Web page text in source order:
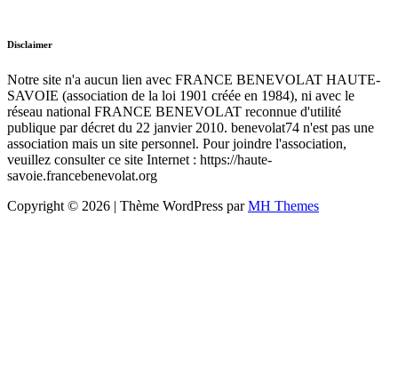
Disclaimer
Notre site n'a aucun lien avec FRANCE BENEVOLAT HAUTE-
SAVOIE (association de la loi 1901 créée en 1984), ni avec le
réseau national FRANCE BENEVOLAT reconnue d'utilité
publique par décret du 22 janvier 2010. benevolat74 n'est pas une
association mais un site personnel. Pour joindre l'association,
veuillez consulter ce site Internet : https://haute-
savoie.francebenevolat.org
Copyright © 2026 | Thème WordPress parMH Themes